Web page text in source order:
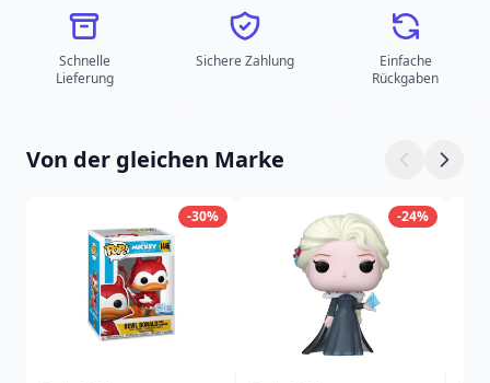
Schnelle
Lieferung
Sichere Zahlung
Einfache
Rückgaben
Von der gleichen Marke
-30% -24%